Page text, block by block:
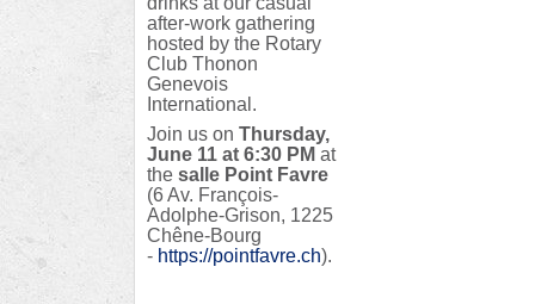
after-work gathering
hosted by the Rotary
Club Thonon
Genevois
International.
Join us on Thursday,
June 11 at 6:30 PM at
the salle Point Favre
(6 Av. François-
Adolphe-Grison, 1225
Chêne-Bourg
- https://pointfavre.ch).